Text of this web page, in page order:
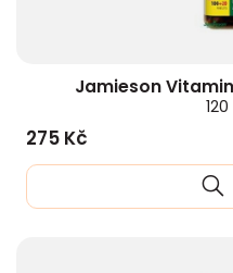
Jamieson
275 Kč